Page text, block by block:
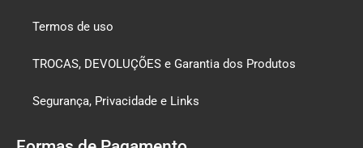
Termos de uso
TROCAS, DEVOLUÇÕES e Garantia dos Produtos
Segurança, Privacidade e Links